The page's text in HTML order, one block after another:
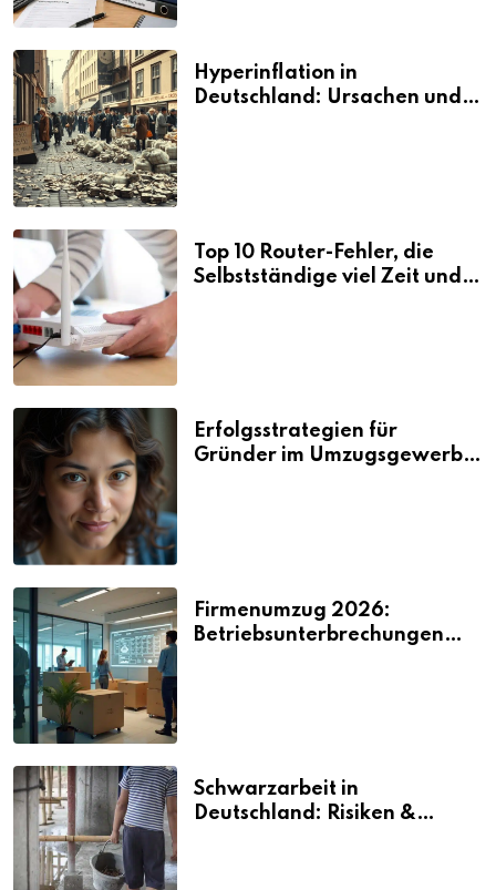
Hyperinflation in
Deutschland: Ursachen und
Top 10 Router-Fehler, die
Selbstständige viel Zeit und
Erfolgsstrategien für
Gründer im Umzugsgewerbe
Firmenumzug 2026:
Betriebsunterbrechungen
Schwarzarbeit in
Deutschland: Risiken &